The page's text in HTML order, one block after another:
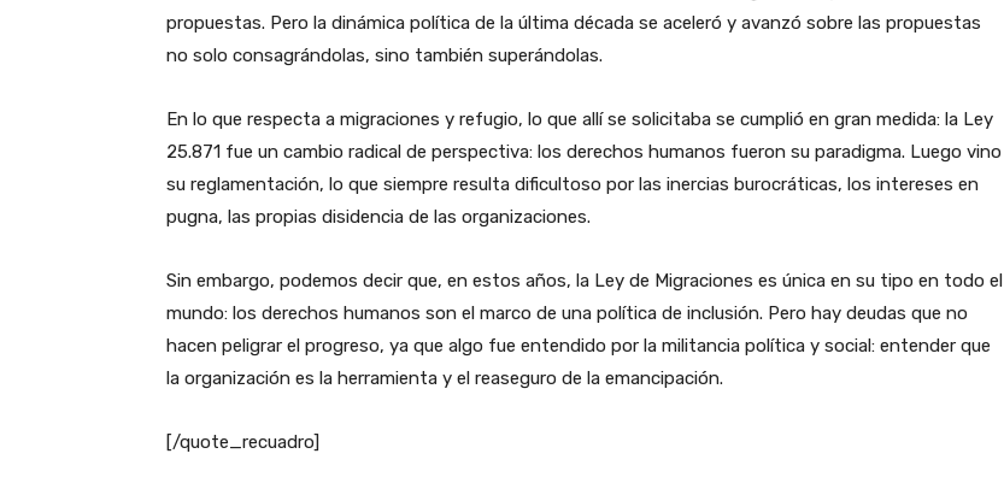
propuestas. Pero la dinámica política de la última década se aceleró y avanzó sobre las propuestas
no solo consagrándolas, sino también superándolas.
En lo que respecta a migraciones y refugio, lo que allí se solicitaba se cumplió en gran medida: la Ley
25.871 fue un cambio radical de perspectiva: los derechos humanos fueron su paradigma. Luego vino
su reglamentación, lo que siempre resulta dificultoso por las inercias burocráticas, los intereses en
pugna, las propias disidencia de las organizaciones.
Sin embargo, podemos decir que, en estos años, la Ley de Migraciones es única en su tipo en todo el
mundo: los derechos humanos son el marco de una política de inclusión. Pero hay deudas que no
hacen peligrar el progreso, ya que algo fue entendido por la militancia política y social: entender que
la organización es la herramienta y el reaseguro de la emancipación.
[/quote_recuadro]